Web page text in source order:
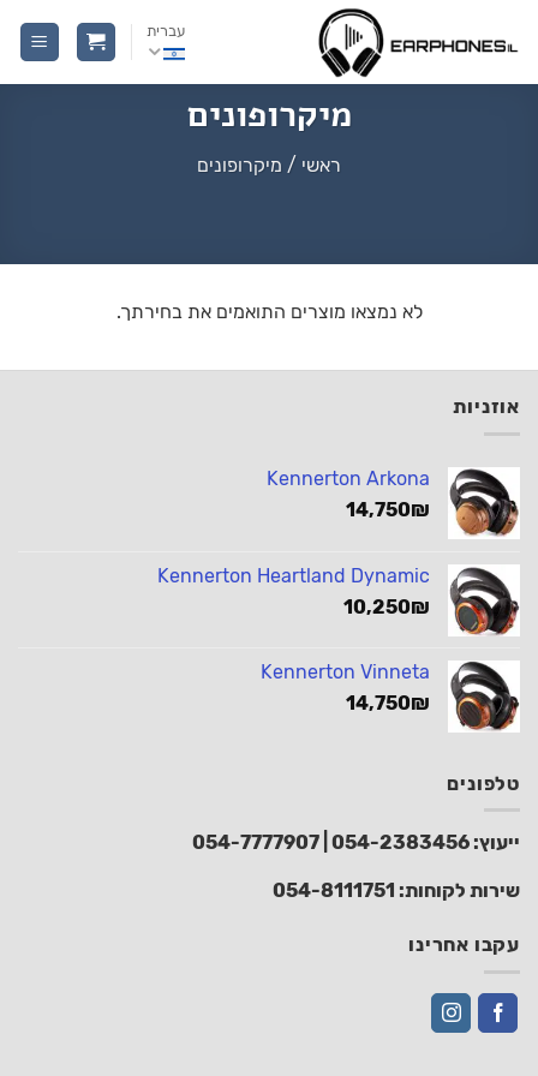
content
עברית
מיקרופונים
ראשי / מיקרופונים
לא נמצאו מוצרים התואמים את בחירתך.
אוזניות
Kennerton Arkona
14,750₪
Kennerton Heartland Dynamic
10,250₪
Kennerton Vinneta
14,750₪
טלפונים
ייעוץ: 054-2383456
054-7777907
שירות לקוחות: 054-8111751
עקבו אחרינו